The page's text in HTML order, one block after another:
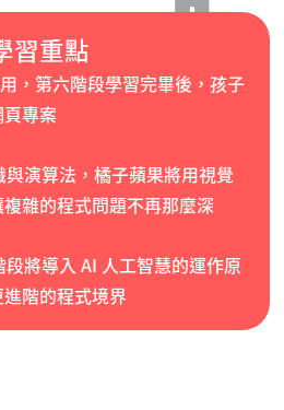
習重點
，第六階段學習完畢後，孩子
專案
演算法，橘子蘋果將用視覺
雜的程式問題不再那麼深
將導入 AI 人工智慧的運作原
階的程式境界